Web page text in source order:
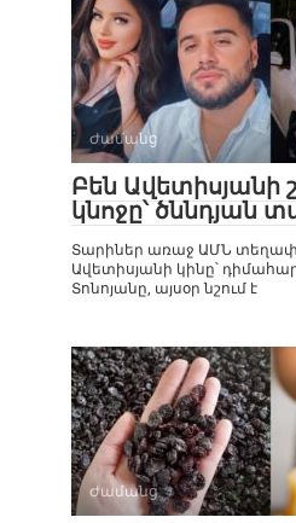
Ժամանց
Բեն Ավետիսյանի
կնոջը՝ ծննդյան
Տարիներ առաջ ԱՄՆ
Ավետիսյանի կինը՝
Տոնոյանը, այսօր նշում է
Ժամանց